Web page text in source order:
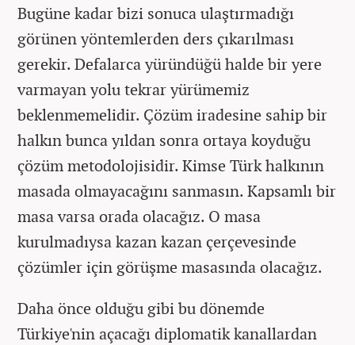
Bugüne kadar bizi sonuca ulaştırmadığı
görünen yöntemlerden ders çıkarılması
gerekir. Defalarca yüründüğü halde bir yere
varmayan yolu tekrar yürümemiz
beklenmemelidir. Çözüm iradesine sahip bir
halkın bunca yıldan sonra ortaya koyduğu
çözüm metodolojisidir. Kimse Türk halkının
masada olmayacağını sanmasın. Kapsamlı bir
masa varsa orada olacağız. O masa
kurulmadıysa kazan kazan çerçevesinde
çözümler için görüşme masasında olacağız.
Daha önce olduğu gibi bu dönemde
Türkiye'nin açacağı diplomatik kanallardan